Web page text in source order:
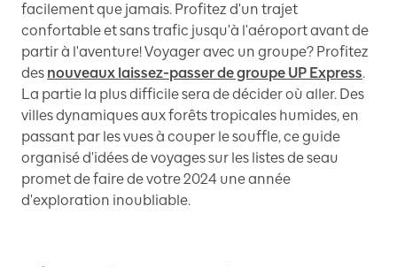
facilement que jamais. Profitez d'un trajet
confortable et sans trafic jusqu'à l'aéroport avant de
partir à l'aventure! Voyager avec un groupe? Profitez
des nouveaux laissez-passer de groupe UP Express.
La partie la plus difficile sera de décider où aller. Des
villes dynamiques aux forêts tropicales humides, en
passant par les vues à couper le souffle, ce guide
organisé d'idées de voyages sur les listes de seau
promet de faire de votre 2024 une année
d'exploration inoubliable.